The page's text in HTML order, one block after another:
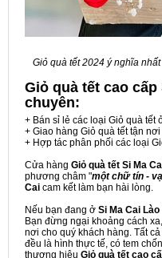
Giỏ quà tết 2024 ý nghĩa
Giỏ quà tết cao cấp
chuyên:
+ Bán sỉ lẻ các loại Giỏ quà tết
+ Giao hàng Giỏ quà tết tận
+ Hợp tác phân phối các loại
Cửa hàng Giỏ quà tết Si Ma
phương châm "một chữ tín -
Cai cam kết làm bạn hài lòng.
Nếu bạn đang ở Si Ma Cai Lào
Bạn đừng ngại khoảng cách
nơi cho quý khách hàng. Tất
đều là hình thực tế, có tem
thương hiệu Giỏ quà tết cao